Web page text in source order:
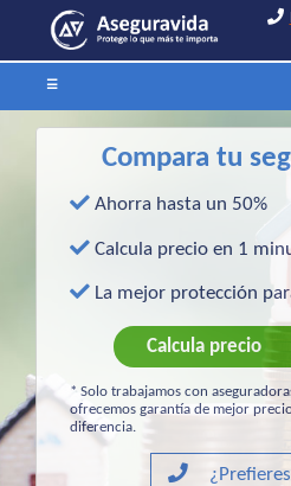
☰
Compara tu
Ahorra hasta un 50%
Calcula precio en 1
La mejor protección
Calcula precio
* Solo trabajamos con
ofrecemos garantía de mejor
diferencia.